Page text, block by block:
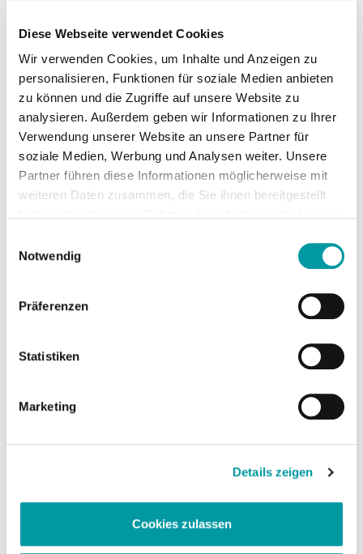
Diese Webseite verwendet Cookies
Wir verwenden Cookies, um Inhalte und Anzeigen zu
personalisieren, Funktionen für soziale Medien anbieten
zu können und die Zugriffe auf unsere Website zu
analysieren. Außerdem geben wir Informationen zu Ihrer
Verwendung unserer Website an unsere Partner für
soziale Medien, Werbung und Analysen weiter. Unsere
Partner führen diese Informationen möglicherweise mit
weiteren Daten zusammen, die Sie ihnen bereitgestellt
Notwendig
Präferenzen
Statistiken
Marketing
Details zeigen
Cookies zulassen
Klickpreise bei hoher Kaufintention
besserer Sichtbarkeitbei Entscheidern und
kaufstarken Zielgruppen
Gerade für kleine und mittlere Unternehmen ist
Microsoft Advertising eine leistungsstarke
nicht isoliert zu betrachten. Microsoft Ads sind für
uns ein fester Bestandteil einer ganzheitlichen
qualifizierte Anfragen, mehr Kunden und
Beratung, transparente Auswertungen und
Kampagnen, die sich an den realen Zielen unserer
Kunden orientieren – nicht an Klickzahlen ohne
Aussagekraft.